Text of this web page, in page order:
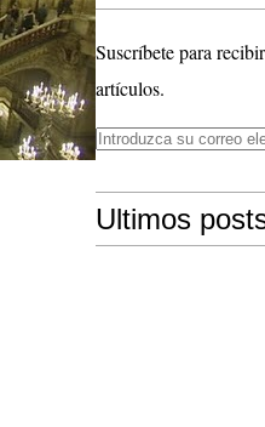
Suscríbete para
artículos.
Ultimos